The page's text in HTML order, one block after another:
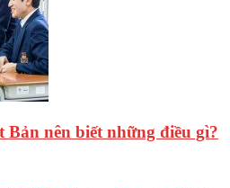
nên biết những điều gì?